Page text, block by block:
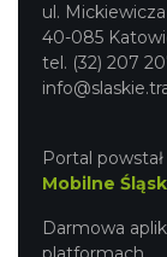
ul.
40-085
tel. (32) 207
Portal
Mobilne
Darmowa